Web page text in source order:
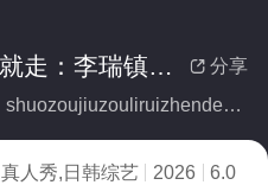
 分享
说走就走：李瑞镇的德州德州(全集)
别名：shuozoujiuzouliruizhendedezhoudezhou
真人秀,日韩综艺 2026
6.0